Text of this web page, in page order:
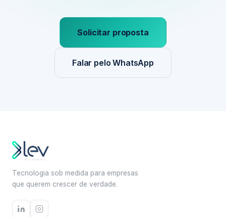
Solicitar proposta
Falar pelo WhatsApp
Tecnologia sob medida para empresas
que querem crescer de verdade.